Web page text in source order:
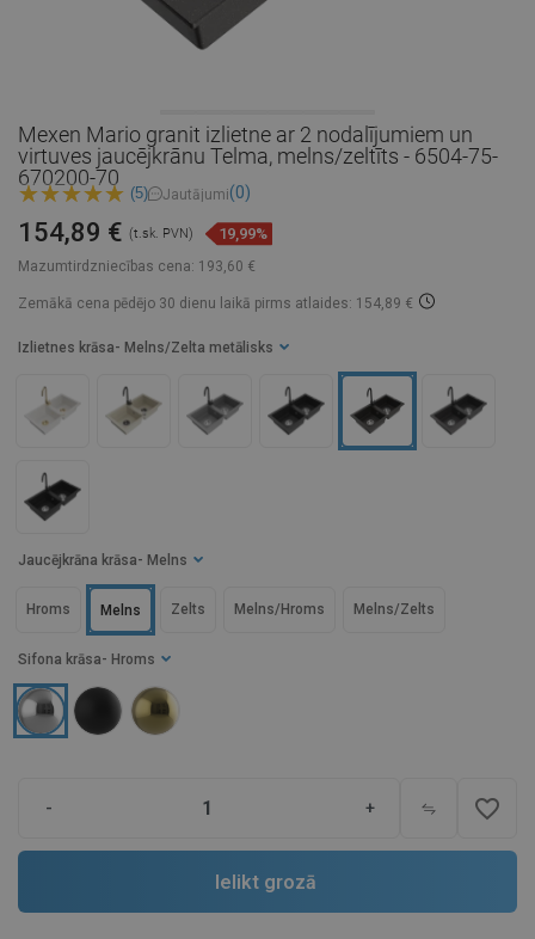
Mexen Mario granit izlietne ar 2 nodalījumiem un
virtuves jaucējkrānu Telma, melns/zeltīts - 6504-75-
670200-70
(5) Jautājumi(0)
Mazumtirdzniecības cena: 193,60 €
154,89 € (t.sk. PVN) 19,99%
Zemākā cena pēdējo 30 dienu laikā pirms atlaides: 154,89 €
Sifona krāsa - Hroms
Izlietnes krāsa - Melns/Zelta metālisks
Jaucējkrāna krāsa - Melns
Hroms Melns Zelts Melns/Hroms Melns/Zelts
- + favorite_border
Ielikt grozā